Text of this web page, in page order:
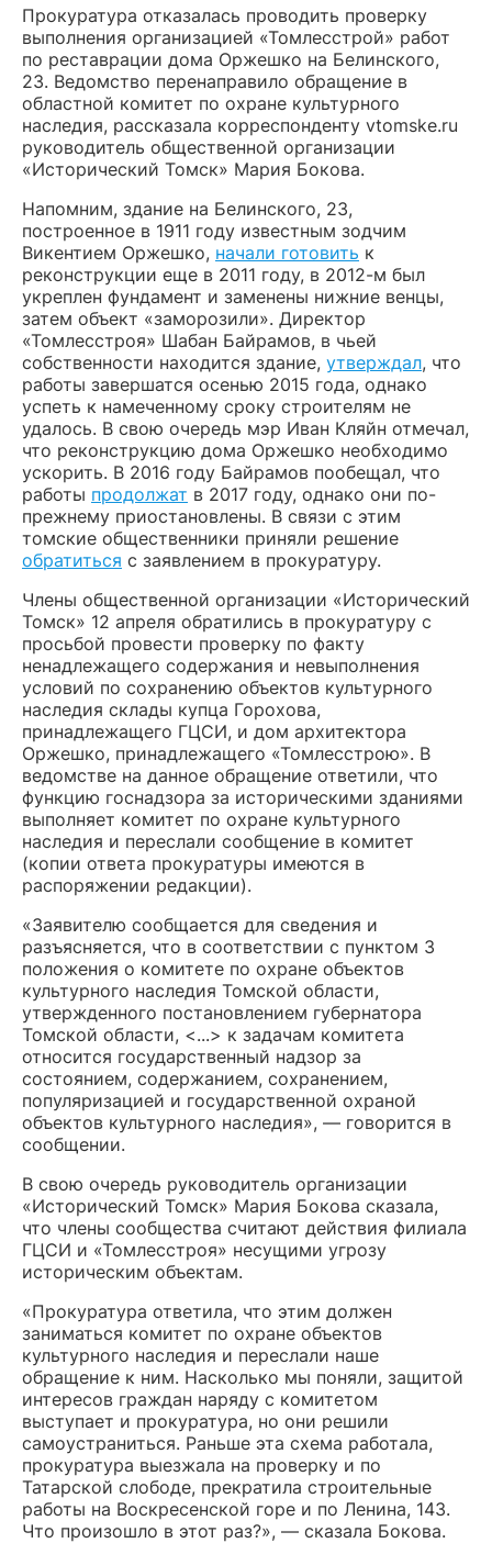
Прокуратура отказалась проводить проверку
выполнения организацией «Томлесстрой» работ
по реставрации дома Оржешко на Белинского,
23. Ведомство перенаправило обращение в
областной комитет по охране культурного
наследия, рассказала корреспонденту vtomske.ru
руководитель общественной организации
«Исторический Томск» Мария Бокова.
Напомним, здание на Белинского, 23,
построенное в 1911 году известным зодчим
Викентием Оржешко, начали готовить к
реконструкции еще в 2011 году, в 2012-м был
укреплен фундамент и заменены нижние венцы,
затем объект «заморозили». Директор
«Томлесстроя» Шабан Байрамов, в чьей
собственности находится здание, утверждал, что
работы завершатся осенью 2015 года, однако
успеть к намеченному сроку строителям не
удалось. В свою очередь мэр Иван Кляйн отмечал,
что реконструкцию дома Оржешко необходимо
ускорить. В 2016 году Байрамов пообещал, что
работы продолжат в 2017 году, однако они по-
прежнему приостановлены. В связи с этим
томские общественники приняли решение
обратиться с заявлением в прокуратуру.
Члены общественной организации «Исторический
Томск» 12 апреля обратились в прокуратуру с
просьбой провести проверку по факту
ненадлежащего содержания и невыполнения
условий по сохранению объектов культурного
наследия склады купца Горохова,
принадлежащего ГЦСИ, и дом архитектора
Оржешко, принадлежащего «Томлесстрою». В
ведомстве на данное обращение ответили, что
функцию госнадзора за историческими зданиями
выполняет комитет по охране культурного
наследия и переслали сообщение в комитет
(копии ответа прокуратуры имеются в
распоряжении редакции).
«Заявителю сообщается для сведения и
разъясняется, что в соответствии с пунктом 3
положения о комитете по охране объектов
культурного наследия Томской области,
утвержденного постановлением губернатора
Томской области, <...> к задачам комитета
относится государственный надзор за
состоянием, содержанием, сохранением,
популяризацией и государственной охраной
объектов культурного наследия», — говорится в
сообщении.
В свою очередь руководитель организации
«Исторический Томск» Мария Бокова сказала,
что члены сообщества считают действия филиала
ГЦСИ и «Томлесстроя» несущими угрозу
историческим объектам.
«Прокуратура ответила, что этим должен
заниматься комитет по охране объектов
культурного наследия и переслали наше
обращение к ним. Насколько мы поняли, защитой
интересов граждан наряду с комитетом
выступает и прокуратура, но они решили
самоустраниться. Раньше эта схема работала,
прокуратура выезжала на проверку и по
Татарской слободе, прекратила строительные
работы на Воскресенской горе и по Ленина, 143.
Что произошло в этот раз?», — сказала Бокова.